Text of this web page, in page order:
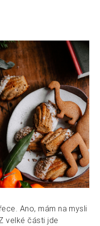
Ano, mám na mysli
velké části jde